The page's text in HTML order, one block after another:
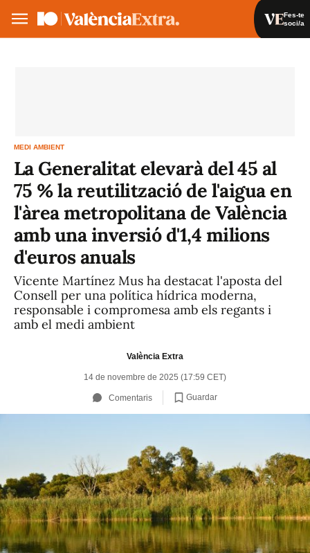
Fes-te
soci/a
MEDI AMBIENT
La Generalitat elevarà del 45 al
75 % la reutilització de l'aigua en
l'àrea metropolitana de València
amb una inversió d'1,4 milions
d'euros anuals
Vicente Martínez Mus ha destacat l'aposta del
Consell per una política hídrica moderna,
responsable i compromesa amb els regants i
amb el medi ambient
València Extra
14 de novembre de 2025 (17:59 CET)
Comentaris Guardar